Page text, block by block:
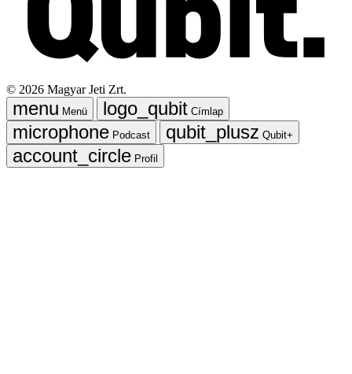
© 2026 Magyar Jeti Zrt.
Menü
Címlap
Podcast
Qubit+
Profil